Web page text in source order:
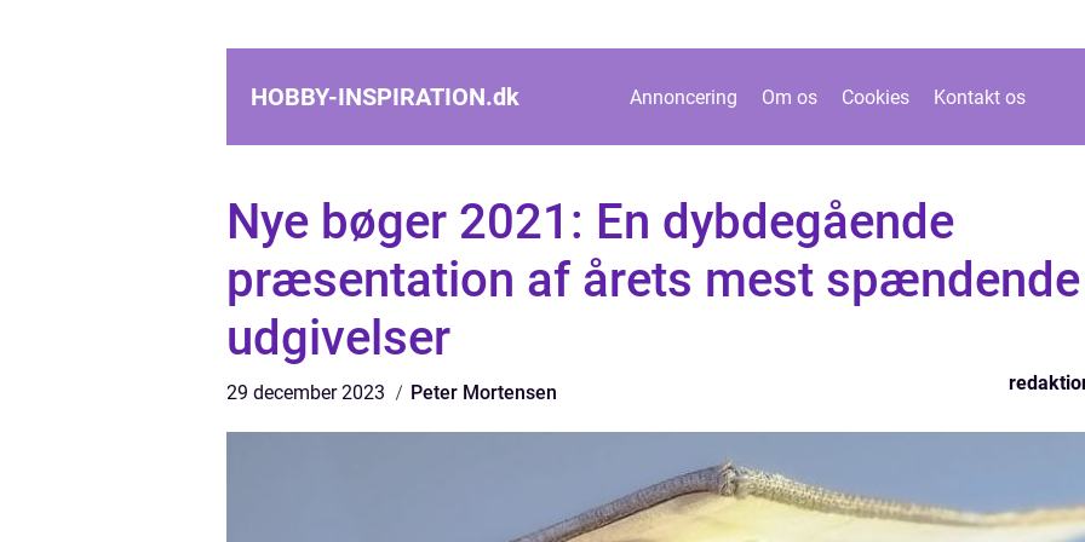
HOBBY-INSPIRATION.dk Annoncering Om os Cookies Kontakt os
Nye bøger 2021: En dybdegående
præsentation af årets mest spændende
udgivelser
29 december 2023 Peter Mortensen